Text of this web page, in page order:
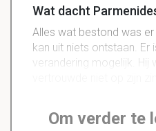
Wat dacht
Alles wat bestond was
kan uit niets ontstaan. Er
verandering mogelijk. Hij
Om verder te